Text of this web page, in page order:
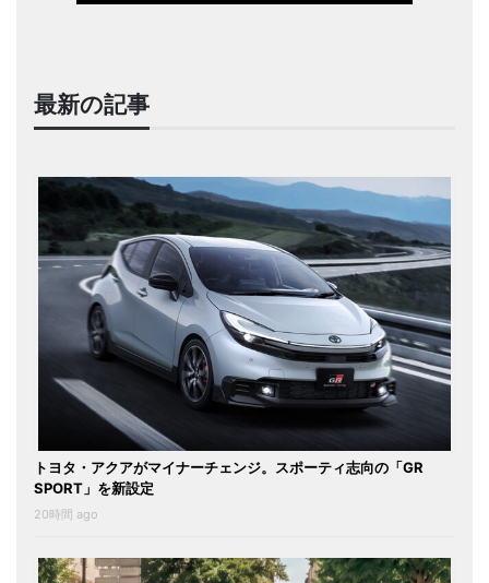
最新の記事
トヨタ・アクアがマイナーチェンジ。スポーティ志向の「GR
SPORT」を新設定
20時間 ago